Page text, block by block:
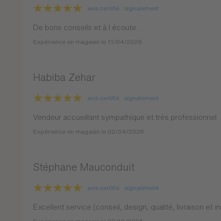
avis certifié signalement
De bons conseils et à l écoute.
Expérience en magasin le 11/04/2026
Habiba Zehar
avis certifié signalement
Vendeur accueillant sympathique et très professionnel
Expérience en magasin le 02/04/2026
Stéphane Mauconduit
avis certifié signalement
Excellent service (conseil, design, qualité, livraison et